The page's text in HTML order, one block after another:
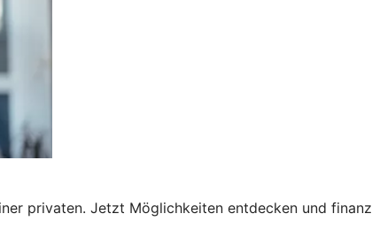
privaten. Jetzt Möglichkeiten entdecken und